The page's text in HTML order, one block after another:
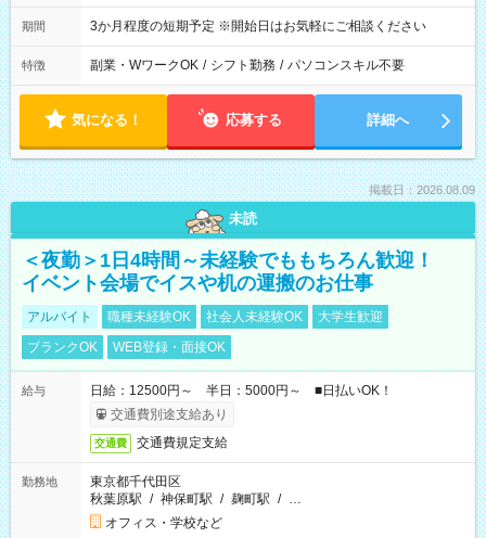
期間 3か月程度の短期予定 ※開始日はお気軽にご相談ください
特徴 副業・WワークOK / シフト勤務 / パソコンスキル不要
気になる！ 応募する 詳細へ
掲載日：2026.08.09
未読
＜夜勤＞1日4時間～未経験でももちろん歓迎！
イベント会場でイスや机の運搬のお仕事
アルバイト 職種未経験OK 社会人未経験OK
大学生歓迎
ブランクOK
WEB登録・面接OK
給与
日給：12500円～ 半日：5000円～ ■日払いOK！
交通費別途支給あり
交通費 交通費規定支給
勤務地
東京都千代田区
秋葉原駅 / 神保町駅 / 麹町駅 / …
オフィス・学校など